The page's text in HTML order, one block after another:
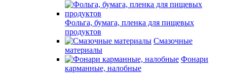
Фольга, бумага, пленка для пищевых
продуктов
Смазочные
материалы
Фонари
карманные, налобные